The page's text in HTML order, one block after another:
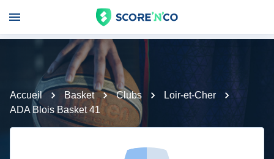
Accueil Basket Clubs
Loir-et-Cher
ADA Blois Basket 41